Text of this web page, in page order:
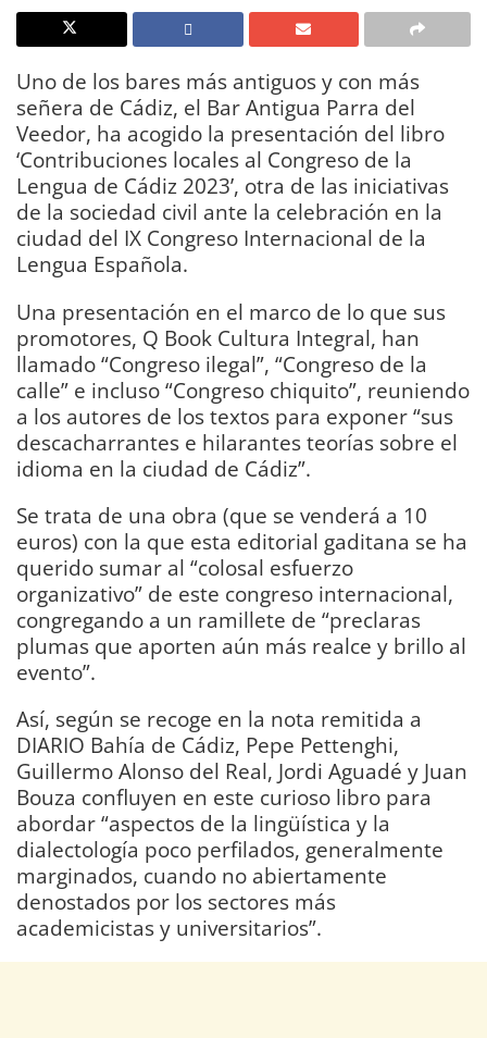
Uno de los bares más antiguos y con más
señera de Cádiz, el Bar Antigua Parra del
Veedor, ha acogido la presentación del libro
‘Contribuciones locales al Congreso de la
Lengua de Cádiz 2023’, otra de las iniciativas
de la sociedad civil ante la celebración en la
ciudad del IX Congreso Internacional de la
Lengua Española.
Una presentación en el marco de lo que sus
promotores, Q Book Cultura Integral, han
llamado “Congreso ilegal”, “Congreso de la
calle” e incluso “Congreso chiquito”, reuniendo
a los autores de los textos para exponer “sus
descacharrantes e hilarantes teorías sobre el
idioma en la ciudad de Cádiz”.
Se trata de una obra (que se venderá a 10
euros) con la que esta editorial gaditana se ha
querido sumar al “colosal esfuerzo
organizativo” de este congreso internacional,
congregando a un ramillete de “preclaras
plumas que aporten aún más realce y brillo al
evento”.
Así, según se recoge en la nota remitida a
DIARIO Bahía de Cádiz, Pepe Pettenghi,
Guillermo Alonso del Real, Jordi Aguadé y Juan
Bouza confluyen en este curioso libro para
abordar “aspectos de la lingüística y la
dialectología poco perfilados, generalmente
marginados, cuando no abiertamente
denostados por los sectores más
academicistas y universitarios”.